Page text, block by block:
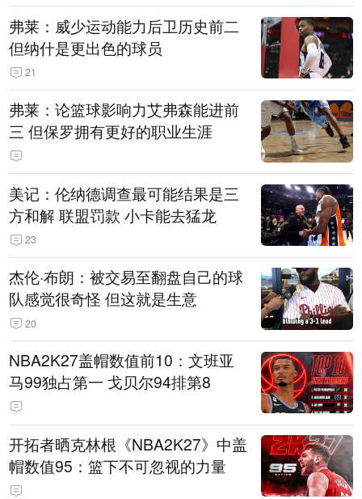
弗莱：威少运动能力后卫历史前二
但纳什是更出色的球员
21
弗莱：论篮球影响力艾弗森能进前
三 但保罗拥有更好的职业生涯
美记：伦纳德调查最可能结果是三
方和解 联盟罚款 小卡能去猛龙
23
杰伦·布朗：被交易至翻盘自己的球
队感觉很奇怪 但这就是生意
20
NBA2K27盖帽数值前10：文班亚
马99独占第一 戈贝尔94排第8
开拓者晒克林根《NBA2K27》中盖
帽数值95：篮下不可忽视的力量